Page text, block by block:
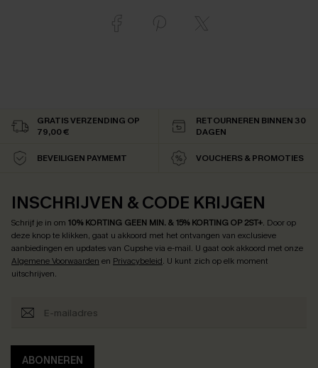
GRATIS VERZENDING OP
79,00 €
RETOURNEREN BINNEN 30
DAGEN
BEVEILIGEN PAYMEMT VOUCHERS & PROMOTIES
INSCHRIJVEN & CODE KRIJGEN
Schrijf je in om 10% KORTING GEEN MIN. & 15% KORTING OP 2ST+. Door op
deze knop te klikken, gaat u akkoord met het ontvangen van exclusieve
aanbiedingen en updates van Cupshe via e-mail. U gaat ook akkoord met onze
Algemene Voorwaarden en Privacybeleid. U kunt zich op elk moment
uitschrijven.
ABONNEREN